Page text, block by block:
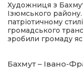
місія
Художниця з
Ізюмського
патріотичному
громадського
зробили громаду
Бахмут – Івано-